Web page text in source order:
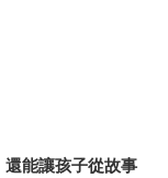
還能讓孩子從故事